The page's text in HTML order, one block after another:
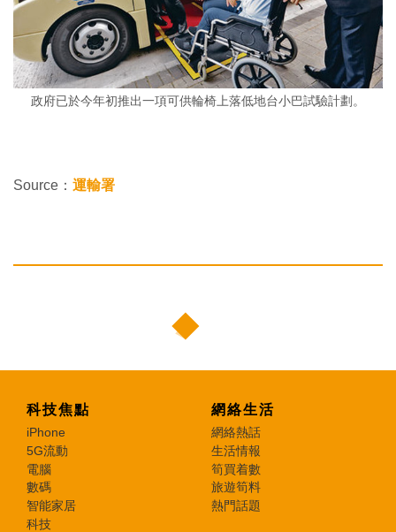
政府已於今年初推出一項可供輪椅上落低地台小巴試驗計劃。
Source： 運輸署
科技焦點
iPhone
5G流動
電腦
數碼
智能家居
科技
網絡生活
網絡熱話
生活情報
筍買着數
旅遊筍料
熱門話題